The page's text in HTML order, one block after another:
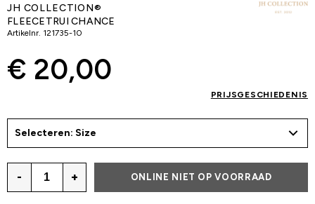
JH COLLECTION®
FLEECETRUI CHANCE
Artikelnr. 121735-10
€ 20,00
PRIJSGESCHIEDENIS
Selecteren: Size
- + ONLINE NIET OP VOORRAAD